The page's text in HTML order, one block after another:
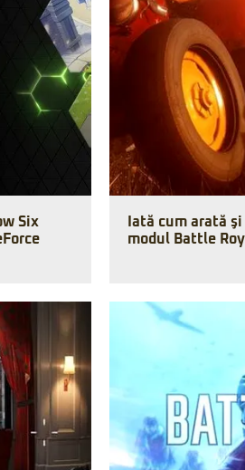
Six
Iată cum arată
modul Battle